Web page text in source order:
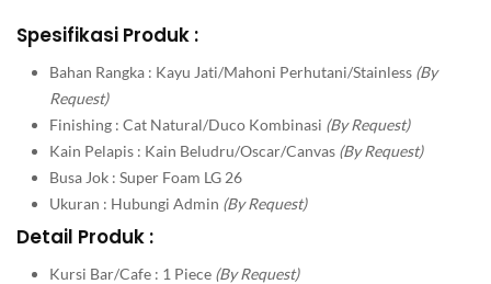
Spesifikasi Produk :
Bahan Rangka : Kayu Jati/Mahoni Perhutani/Stainless (By
Request)
Finishing : Cat Natural/Duco Kombinasi (By Request)
Kain Pelapis : Kain Beludru/Oscar/Canvas (By Request)
Busa Jok : Super Foam LG 26
Ukuran : Hubungi Admin (By Request)
Detail Produk :
Kursi Bar/Cafe : 1 Piece (By Request)